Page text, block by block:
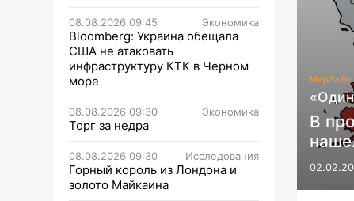
08.08.2026 09:45 Экономика
Bloomberg: Украина обещала
США не атаковать
инфраструктуру КТК в Черном
море
08.08.2026 09:30 Экономика
Торг за недра
08.08.2026 09:30 Исследования
Горный король из Лондона и
золото Майкаина
МирЗа
В